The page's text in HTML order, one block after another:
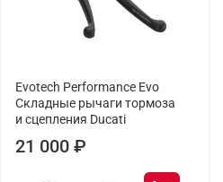
Evotech Performance Evo
Складные рычаги тормоза
и сцепления Ducati
21 000 ₽